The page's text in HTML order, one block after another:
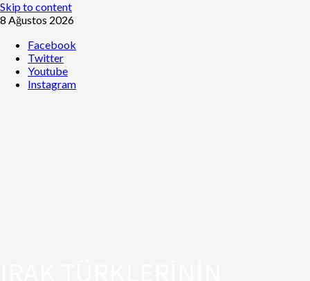
Skip to content
8 Ağustos 2026
Facebook
Twitter
Youtube
Instagram